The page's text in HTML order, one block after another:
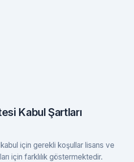
Kabul Şartları
için gerekli koşullar lisans ve
için farklılık göstermektedir.